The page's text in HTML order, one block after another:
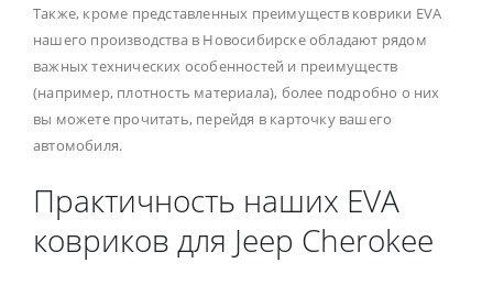
Также, кроме представленных преимуществ коврики EVA
нашего производства в Новосибирске обладают рядом
важных технических особенностей и преимуществ
(например, плотность материала), более подробно о них
вы можете прочитать, перейдя в карточку вашего
автомобиля.
Практичность наших EVA
ковриков для Jeep Cherokee